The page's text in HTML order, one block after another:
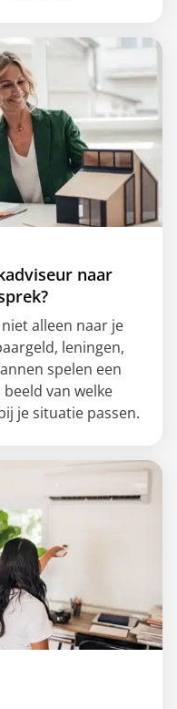
naar
alleen naar je
leningen,
spelen een
van welke
je situatie passen.